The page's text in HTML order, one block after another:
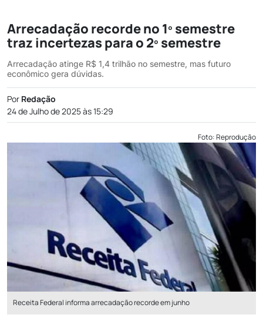
Arrecadação recorde no 1º semestre
traz incertezas para o 2º semestre
Arrecadação atinge R$ 1,4 trilhão no semestre, mas futuro
econômico gera dúvidas.
Por Redação
24 de Julho de 2025 às 15:29
Foto: Reprodução
Receita Federal informa arrecadação recorde em junho